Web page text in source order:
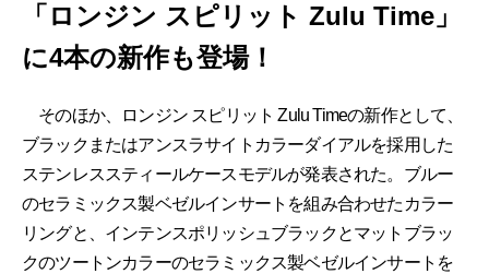
「ロンジン スピリット Zulu Time」
に4本の新作も登場！
そのほか、ロンジン スピリット Zulu Timeの新作として、
ブラックまたはアンスラサイトカラーダイアルを採用した
ステンレススティールケースモデルが発表された。ブルー
のセラミックス製ベゼルインサートを組み合わせたカラー
リングと、インテンスポリッシュブラックとマットブラッ
クのツートンカラーのセラミックス製ベゼルインサートを